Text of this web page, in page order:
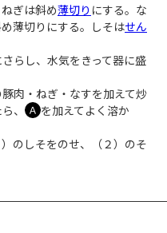
ぎは斜め薄切り にする。な
薄切りにする。しそはせん
らし、水気をきって器に盛
肉・ねぎ・なすを加えて炒
、
Ａ を加えてよく溶か
のしそをのせ、（２）のそ